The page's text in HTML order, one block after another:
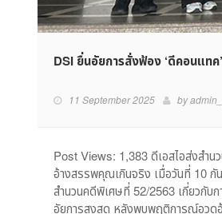
DSI ยื่นอัยการสั่งฟ้อง ‘ดีคอนแท
11 September 2025 by
Post Views: 1,383 ดีเอสไอส่งสำ
อ้างสรรพคุณเกินจริง เมื่อวันที่ 10 กั
สำนวนคดีพิเศษที่ 52/2563 เกี่ยวกับ
อัยการสูงสุด หลังพบพฤติการณ์อวด